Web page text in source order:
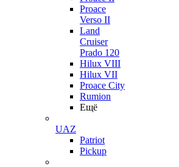
Proace
Verso II
Land
Cruiser
Prado 120
Hilux VIII
Hilux VII
Proace City
Rumion
Ещё
UAZ
Patriot
Pickup